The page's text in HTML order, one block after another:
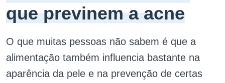
que previnem a acne
O que muitas pessoas não sabem é que a
alimentação também influencia bastante na
aparência da pele e na prevenção de certas